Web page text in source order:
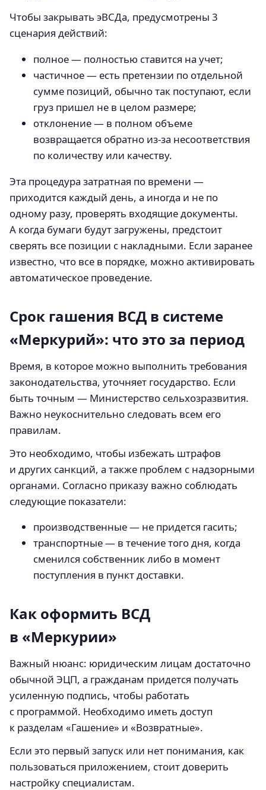
Чтобы закрывать эВСДа, предусмотрены 3
сценария действий:
полное — полностью ставится на учет;
частичное — есть претензии по отдельной
сумме позиций, обычно так поступают, если
груз пришел не в целом размере;
отклонение — в полном объеме
возвращается обратно из-за несоответствия
по количеству или качеству.
Эта процедура затратная по времени —
приходится каждый день, а иногда и не по
одному разу, проверять входящие документы.
А когда бумаги будут загружены, предстоит
сверять все позиции с накладными. Если заранее
известно, что все в порядке, можно активировать
автоматическое проведение.
Срок гашения ВСД в системе
«Меркурий»: что это за период
Время, в которое можно выполнить требования
законодательства, уточняет государство. Если
быть точным — Министерство сельхозразвития.
Важно неукоснительно следовать всем его
правилам.
Это необходимо, чтобы избежать штрафов
и других санкций, а также проблем с надзорными
органами. Согласно приказу важно соблюдать
следующие показатели:
производственные — не придется гасить;
транспортные — в течение того дня, когда
сменился собственник либо в момент
поступления в пункт доставки.
Как оформить ВСД
в «Меркурии»
Важный нюанс: юридическим лицам достаточно
обычной ЭЦП, а гражданам придется получать
усиленную подпись, чтобы работать
с программой. Необходимо иметь доступ
к разделам «Гашение» и «Возвратные».
Если это первый запуск или нет понимания, как
пользоваться приложением, стоит доверить
настройку специалистам.